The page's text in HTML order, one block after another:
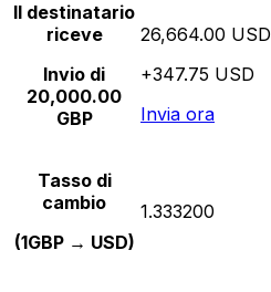
Il destinatario
riceve
Invio di
20,000.00
GBP
26,664.00 USD
+347.75 USD
Invia ora
Tasso di
cambio
(1GBP → USD)
1.333200